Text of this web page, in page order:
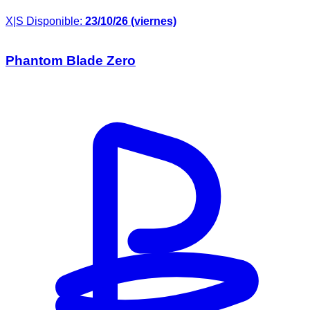
X|S Disponible: 23/10/26 (viernes)
Phantom Blade Zero